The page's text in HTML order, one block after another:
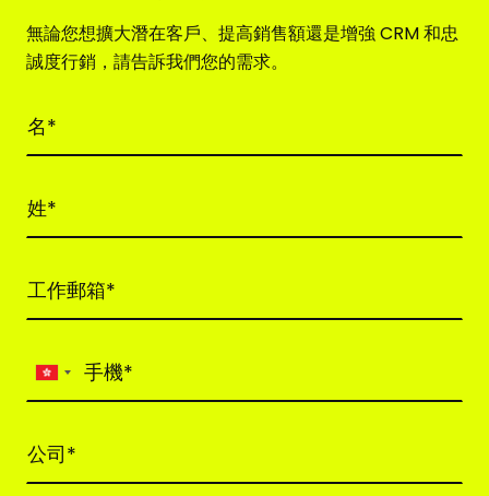
無論您想擴大潛在客戶、提高銷售額還是增強 CRM 和忠
誠度行銷，請告訴我們您的需求。
H
o
g
K